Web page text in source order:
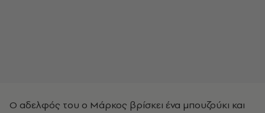
Ο αδελφός του ο Μάρκος βρίσκει ένα μπουζούκι και